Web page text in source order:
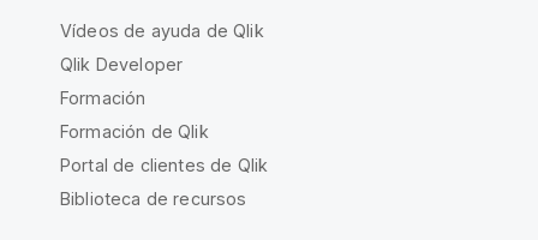
Vídeos de ayuda de Qlik
Qlik Developer
Formación
Formación de Qlik
Portal de clientes de Qlik
Biblioteca de recursos